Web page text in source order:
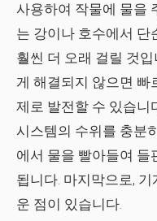
사용하여 작물에 물을
는 강이나 호수에서 단
훨씬 더 오래 걸릴 것
게 해결되지 않으면 빠
제로 발전할 수 있습니
시스템의 수위를 충분
에서 물을 빨아들여 들
됩니다. 마지막으로,
운 점이 있습니다.